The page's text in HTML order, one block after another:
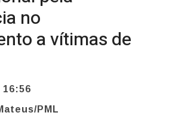
a vítimas de
PML